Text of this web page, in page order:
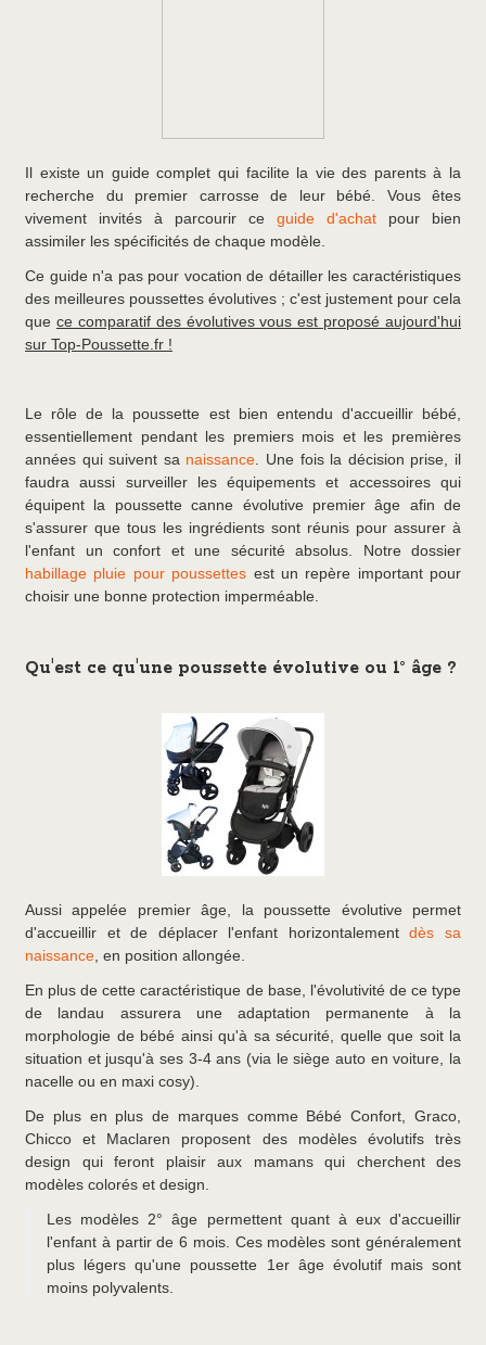
Il existe un guide complet qui facilite la vie des parents à la
recherche du premier carrosse de leur bébé. Vous êtes
vivement invités à parcourir ce guide d'achat pour bien
assimiler les spécificités de chaque modèle.
Ce guide n'a pas pour vocation de détailler les caractéristiques
des meilleures poussettes évolutives ; c'est justement pour cela
que ce comparatif des évolutives vous est proposé aujourd'hui
sur Top-Poussette.fr !
Le rôle de la poussette est bien entendu d'accueillir bébé,
essentiellement pendant les premiers mois et les premières
années qui suivent sa naissance . Une fois la décision prise, il
faudra aussi surveiller les équipements et accessoires qui
équipent la poussette canne évolutive premier âge afin de
s'assurer que tous les ingrédients sont réunis pour assurer à
l'enfant un confort et une sécurité absolus. Notre dossier
habillage pluie pour poussettes est un repère important pour
choisir une bonne protection imperméable.
Qu'est ce qu'une poussette évolutive ou 1° âge ?
Aussi appelée premier âge, la poussette évolutive permet
d'accueillir et de déplacer l'enfant horizontalementdès sa
naissance , en position allongée.
En plus de cette caractéristique de base, l'évolutivité de ce type
de landau assurera une adaptation permanente à la
morphologie de bébé ainsi qu'à sa sécurité, quelle que soit la
situation et jusqu'à ses 3-4 ans (via le siège auto en voiture, la
nacelle ou en maxi cosy).
De plus en plus de marques comme Bébé Confort, Graco,
Chicco et Maclaren proposent des modèles évolutifs très
design qui feront plaisir aux mamans qui cherchent des
modèles colorés et design.
Les modèles 2° âge permettent quant à eux d'accueillir
l'enfant à partir de 6 mois. Ces modèles sont généralement
plus légers qu'une poussette 1er âge évolutif mais sont
moins polyvalents.